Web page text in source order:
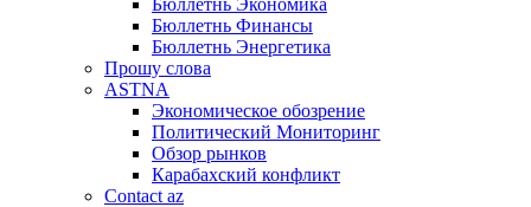
Бюллетнь Экономика
Бюллетнь Финансы
Бюллетнь Энергетика
Прошу слова
ASTNA
Экономическое обозрение
Политический Мониторинг
Обзор рынков
Карабахский конфликт
Contact az